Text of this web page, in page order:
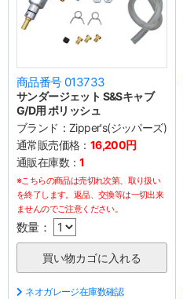
商品番号 013733
サンダージェット S&Sキャブ
G/D用 ポリッシュ
ブランド： Zipper's(ジッパーズ)
通常販売価格： 16,200円
通販在庫数：1
※こちらの商品は売切れ次第、取り扱い
を終了します。返品、交換等は一切出来
ませんのでご注意ください。
数量：
ネオガレージ在庫数確認